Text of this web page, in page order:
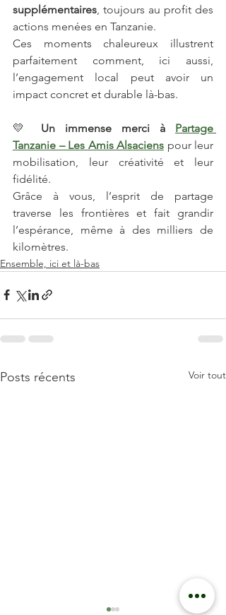
supplémentaires , toujours au profit des
actions menées en Tanzanie.
Ces moments chaleureux illustrent
parfaitement comment, ici aussi,
l’engagement local peut avoir un
impact concret et durable là-bas.
💛 Un immense merci à Partage
Tanzanie – Les Amis Alsaciens pour leur
mobilisation, leur créativité et leur
fidélité.
Grâce à vous, l’esprit de partage
traverse les frontières et fait grandir
l’espérance, même à des milliers de
kilomètres.
Ensemble, ici et là-bas
Posts récents Voir tout